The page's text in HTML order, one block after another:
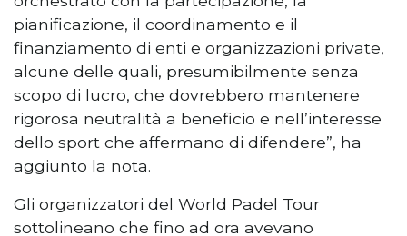
pianificazione, il coordinamento e il
finanziamento di enti e organizzazioni private,
alcune delle quali, presumibilmente senza
scopo di lucro, che dovrebbero mantenere
rigorosa neutralità a beneficio e nell’interesse
dello sport che affermano di difendere”, ha
aggiunto la nota.
Gli organizzatori del World Padel Tour
sottolineano che fino ad ora avevano